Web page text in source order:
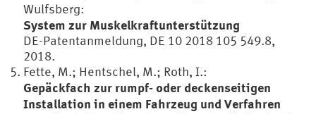
Wulfsberg:
System zur Muskelkraftunterstützung
DE-Patentanmeldung, DE 10 2018 105 549.8,
2018.
Fette, M.; Hentschel, M.; Roth, I.:
Gepäckfach zur rumpf- oder deckenseitigen
Installation in einem Fahrzeug und Verfahren